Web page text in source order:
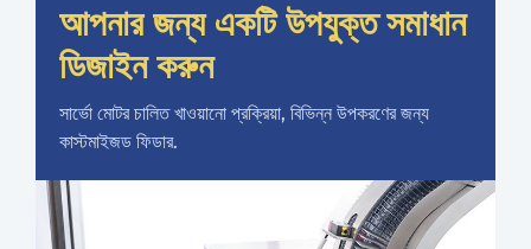
আপনার জন্য একটি উপযুক্ত সমাধান
ডিজাইন করুন
সার্ভো মোটর চালিত খাওয়ানো প্রক্রিয়া, বিভিন্ন উপকরণের জন্য
কাস্টমাইজড ফিডার.